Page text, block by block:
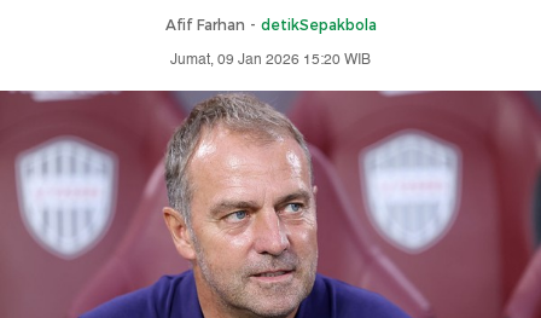
Afif Farhan - detikSepakbola
Jumat, 09 Jan 2026 15:20 WIB